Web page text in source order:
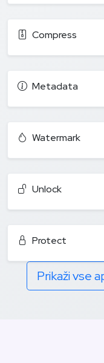
Compress
Metadata
Watermark
Unlock
Protect
Prikaži vse